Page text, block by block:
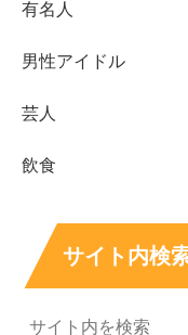
はないものの、“成”
族のネーミングがよ
次男・三男は、芸能
合わせです。ここで
有名人
男性アイドル
芸人
飲食
サイト内検